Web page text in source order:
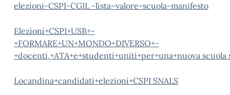
elezioni-CSPI-CGIL -lista–valore-scuola-manifesto
Elezioni+CSPI+USB+-
+FORMARE+UN+MONDO+DIVERSO+-
+docenti,+ATA+e+studenti+uniti+per+una+nuova scuola
Locandina+candidati+elezioni+CSPI SNALS